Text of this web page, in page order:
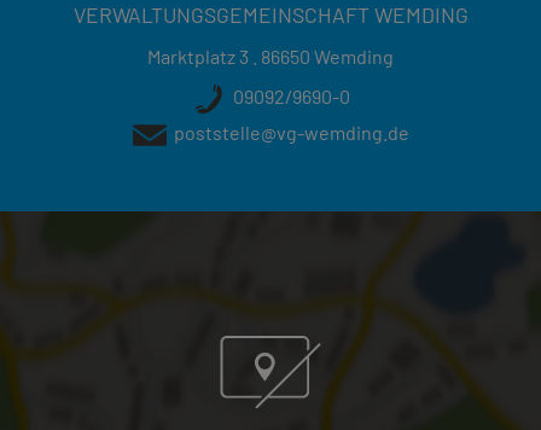
VERWALTUNGSGEMEINSCHAFT WEMDING
Marktplatz 3 . 86650 Wemding
09092/9690-0
poststelle@vg-wemding.de